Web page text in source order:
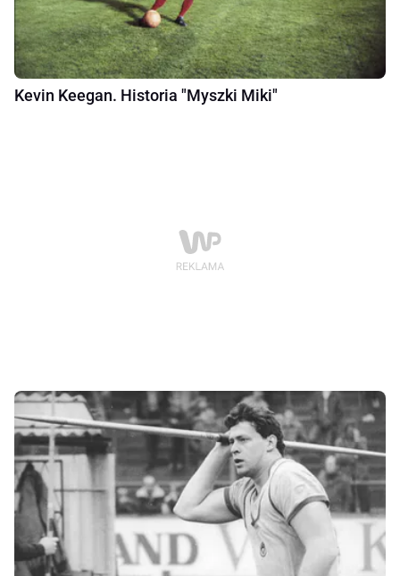
Kevin Keegan. Historia "Myszki Miki"